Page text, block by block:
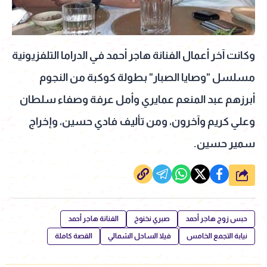
وكانت آخر أعمال الفنانة هاجر أحمد في الدراما التلفزيونية
مسلسل "وصايا الصبار" بطولة كوكبة من النجوم
أبرزهم عبد المنعم عمايري وأمل عرفة وصفاء سلطان
وعلي كريم وآخرون، ومن تأليف فادي حسين، وإخراج
سمير حسين.
شارك
حبس زوج هاجر أحمد صبري نخنوخ الفنانة هاجر أحمد
نيابة التجمع الخامس فيلا الساحل الشمالي القصة كاملة